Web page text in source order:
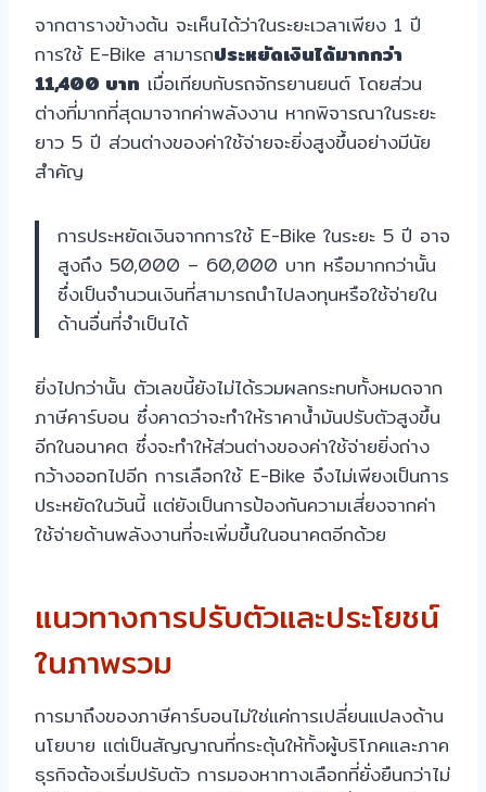
จากตารางข้างต้น จะเห็นได้ว่าในระยะเวลาเพียง 1 ปี
การใช้ E-Bike สามารถประหยัดเงินได้มากกว่า
11,400 บาท เมื่อเทียบกับรถจักรยานยนต์ โดยส่วน
ต่างที่มากที่สุดมาจากค่าพลังงาน หากพิจารณาในระยะ
ยาว 5 ปี ส่วนต่างของค่าใช้จ่ายจะยิ่งสูงขึ้นอย่างมีนัย
สำคัญ
การประหยัดเงินจากการใช้ E-Bike ในระยะ 5 ปี อาจ
สูงถึง 50,000 – 60,000 บาท หรือมากกว่านั้น
ซึ่งเป็นจำนวนเงินที่สามารถนำไปลงทุนหรือใช้จ่ายใน
ด้านอื่นที่จำเป็นได้
ยิ่งไปกว่านั้น ตัวเลขนี้ยังไม่ได้รวมผลกระทบทั้งหมดจาก
ภาษีคาร์บอน ซึ่งคาดว่าจะทำให้ราคาน้ำมันปรับตัวสูงขึ้น
อีกในอนาคต ซึ่งจะทำให้ส่วนต่างของค่าใช้จ่ายยิ่งถ่าง
กว้างออกไปอีก การเลือกใช้ E-Bike จึงไม่เพียงเป็นการ
ประหยัดในวันนี้ แต่ยังเป็นการป้องกันความเสี่ยงจากค่า
ใช้จ่ายด้านพลังงานที่จะเพิ่มขึ้นในอนาคตอีกด้วย
แนวทางการปรับตัวและประโยชน์
ในภาพรวม
การมาถึงของภาษีคาร์บอนไม่ใช่แค่การเปลี่ยนแปลงด้าน
นโยบาย แต่เป็นสัญญาณที่กระตุ้นให้ทั้งผู้บริโภคและภาค
ธุรกิจต้องเริ่มปรับตัว การมองหาทางเลือกที่ยั่งยืนกว่าไม่